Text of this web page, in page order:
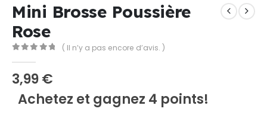
Mini Brosse Poussière
Rose
( Il n’y a pas encore d’avis. )
3,99€
Achetez et gagnez 4 points!